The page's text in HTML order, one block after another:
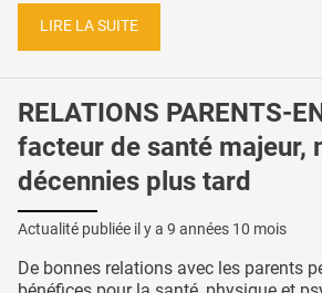
LIRE LA SUITE
RELATIONS PARENTS-
facteur de santé majeur,
décennies plus tard
Actualité publiée il y a 9 années 10 mois
De bonnes relations avec les parents